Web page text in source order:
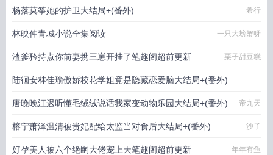
外) 幻想鱼
杨落莫筝她的护卫大结局+(番外) 希行
林映仲青城小说全集阅读 一只大螃蟹呀
渣爹矜持点你前妻携三崽开挂了笔趣阁超前更新 栗子甜豆糕
陆徊安林佳瑜傲娇校花学姐竟是隐藏恋爱脑大结局+(番外)
小舟大魔王
唐晚晚江迟听懂毛绒绒说话我家变动物乐园大结局+(番外) 帝九天
榕宁萧泽温清被贵妃配给太监当对食后大结局+(番外) 沙子
好孕美人被六个绝嗣大佬宠上天笔趣阁超前更新 年年有鱼